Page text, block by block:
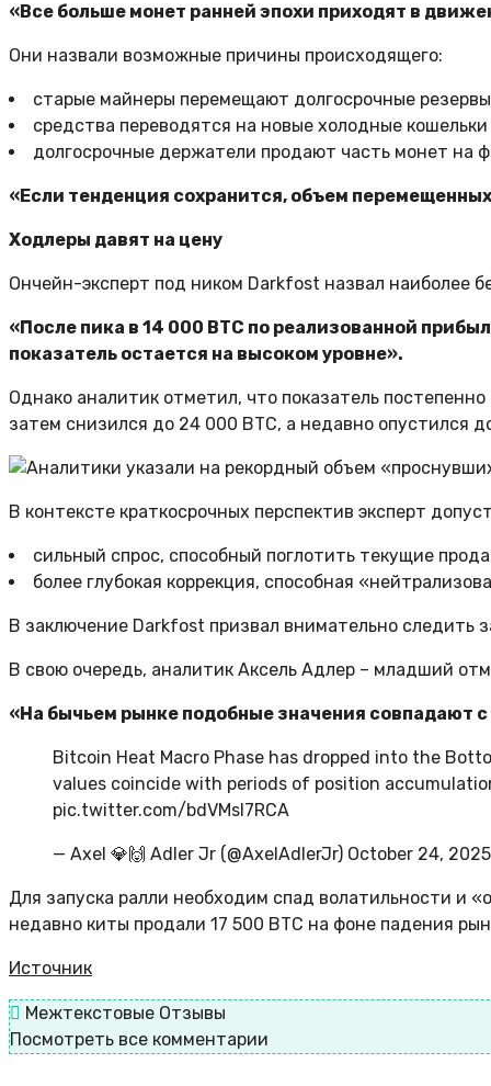
«Все больше монет ранней эпохи приходят в
Они назвали возможные причины происходящего:
старые майнеры перемещают долгосрочные
средства переводятся на новые холодные
долгосрочные держатели продают часть монет на
«Если тенденция сохранится, объем
Ходлеры давят на цену
Ончейн-эксперт под ником Darkfost назвал наиболее
«После пика в 14 000 BTC по реализованной
показатель остается на высоком уровне».
Однако аналитик отметил, что показатель
затем снизился до 24 000 BTC, а недавно опустился
В контексте краткосрочных перспектив эксперт
сильный спрос, способный поглотить текущие
более глубокая коррекция, способная
В заключение Darkfost призвал внимательно следить
В свою очередь, аналитик Аксель Адлер – младший
«На бычьем рынке подобные значения совпадают
Bitcoin Heat Macro Phase has dropped into the
values coincide with periods of position
pic.twitter.com/bdVMsI7RCA
— Axel 💎🙌 Adler Jr (@AxelAdlerJr) October 24, 2025
Для запуска ралли необходим спад волатильности и
недавно киты продали 17 500 BTC на фоне падения
Источник
Межтекстовые Отзывы
Посмотреть все комментарии